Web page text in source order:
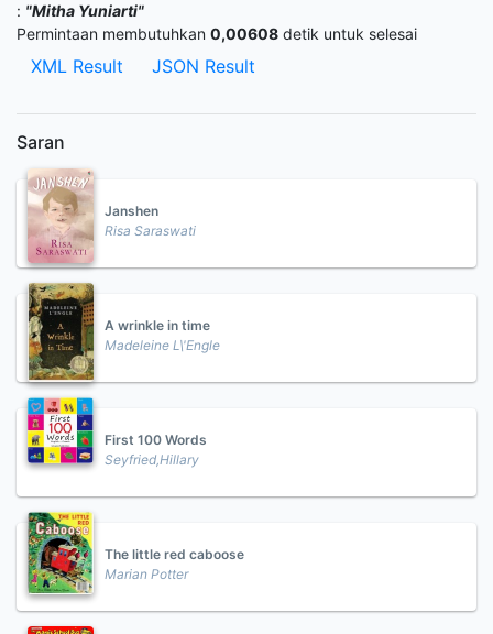
: "Mitha Yuniarti"
Permintaan membutuhkan 0,00608 detik untuk selesai
XML Result JSON Result
Saran
Janshen
Risa Saraswati
A wrinkle in time
Madeleine L\'Engle
First 100 Words
Seyfried,Hillary
The little red caboose
Marian Potter